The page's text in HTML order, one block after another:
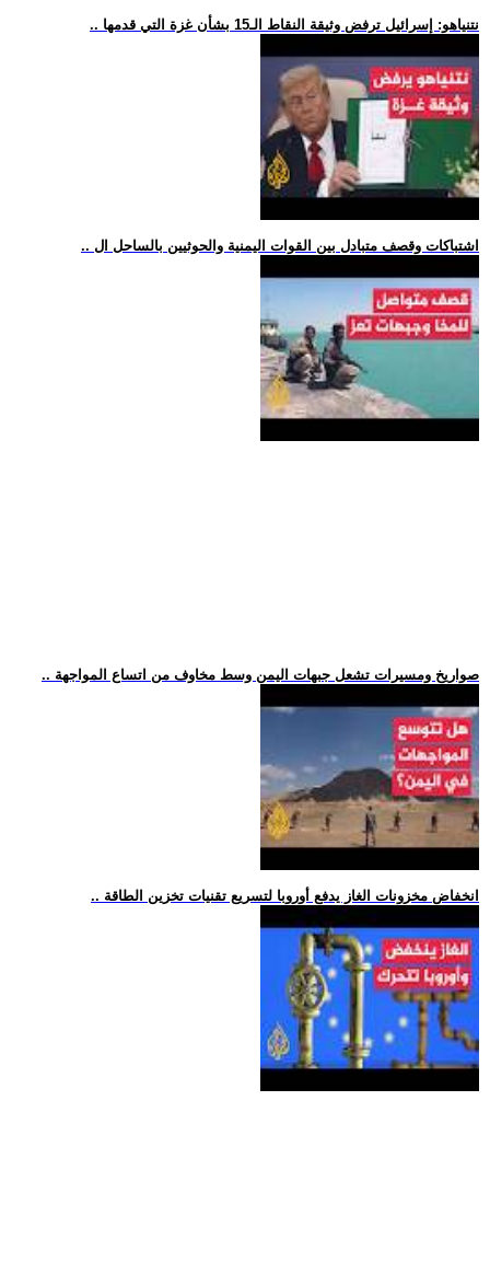
.. نتنياهو: إسرائيل ترفض وثيقة النقاط الـ15 بشأن غزة التي قدمها
.. اشتباكات وقصف متبادل بين القوات اليمنية والحوثيين بالساحل ال
.. صواريخ ومسيرات تشعل جبهات اليمن وسط مخاوف من اتساع المواجهة
.. انخفاض مخزونات الغاز يدفع أوروبا لتسريع تقنيات تخزين الطاقة